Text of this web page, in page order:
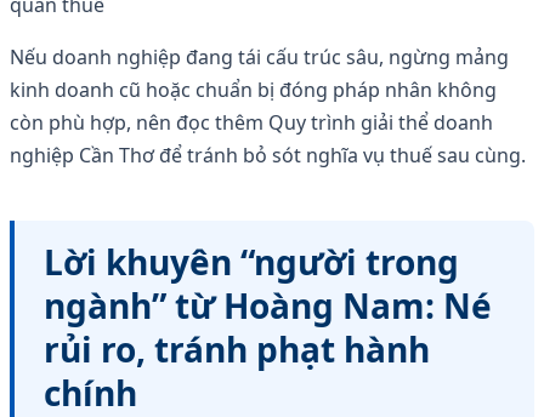
Nếu doanh nghiệp đang tái cấu trúc sâu, ngừng mảng
kinh doanh cũ hoặc chuẩn bị đóng pháp nhân không
còn phù hợp, nên đọc thêm Quy trình giải thể doanh
nghiệp Cần Thơ để tránh bỏ sót nghĩa vụ thuế sau cùng.
Lời khuyên “người trong
ngành” từ Hoàng Nam: Né
rủi ro, tránh phạt hành
chính